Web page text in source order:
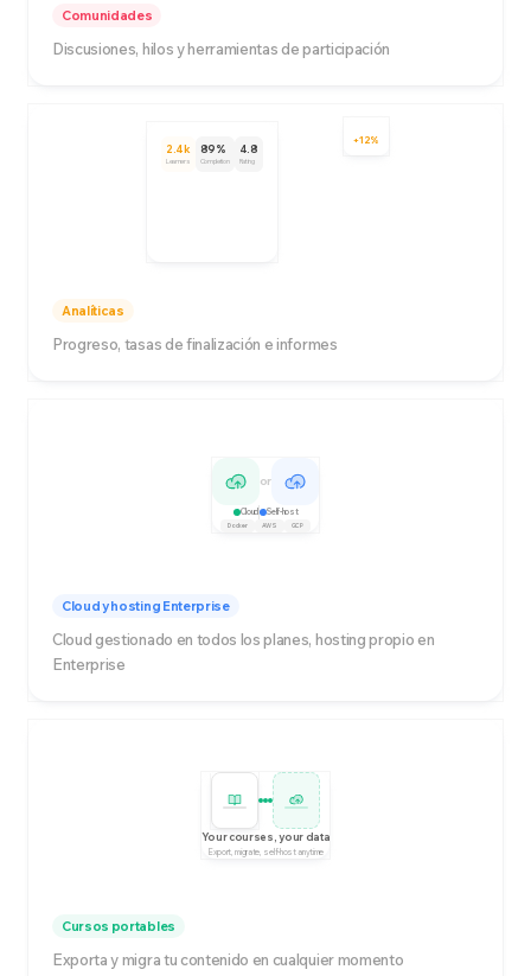
Comunidades
Discusiones, hilos y herramientas de participación
2.4k
Learners
89%
Completion
4.8
Rating
+12%
Analíticas
Progreso, tasas de finalización e informes
or
Cloud Self-host
Docker AWS GCP
Cloud y hosting Enterprise
Cloud gestionado en todos los planes, hosting propio en
Enterprise
Your courses, your data
Export, migrate, self-host anytime
Cursos portables
Exporta y migra tu contenido en cualquier momento